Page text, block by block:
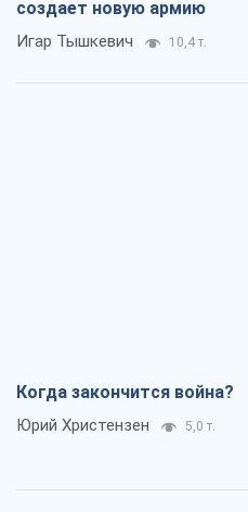
создает новую армию
Игар Тышкевич 10,4 т.
Когда закончится война?
Юрий Христензен 5,0 т.